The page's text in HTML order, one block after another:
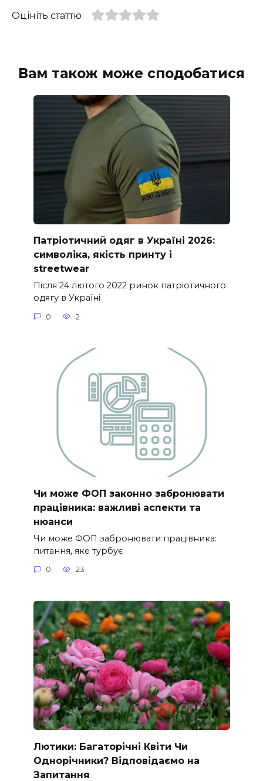
Оцініть статтю
Вам також може сподобатися
Патріотичний одяг в Україні 2026:
символіка, якість принту і
streetwear
Після 24 лютого 2022 ринок патріотичного
одягу в Україні
0 2
Чи може ФОП законно забронювати
працівника: важливі аспекти та
нюанси
Чи може ФОП забронювати працівника:
питання, яке турбує
0 23
Лютики: Багаторічні Квіти Чи
Однорічники? Відповідаємо на
Запитання